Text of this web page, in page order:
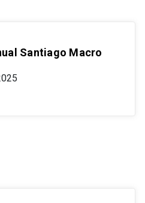
Santiago Macro